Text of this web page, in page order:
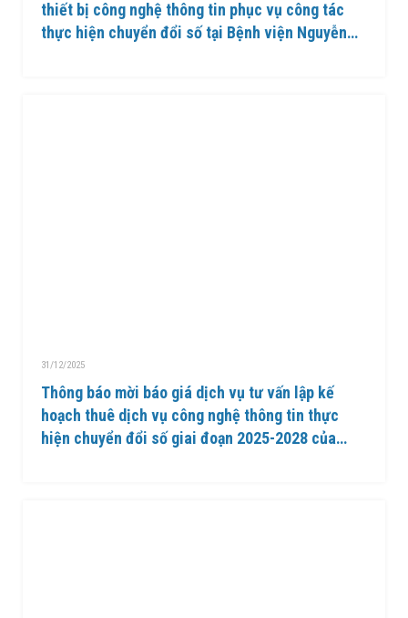
thiết bị công nghệ thông tin phục vụ công tác
thực hiện chuyển đổi số tại Bệnh viện Nguyễn
31/12/2025
Thông báo mời báo giá dịch vụ tư vấn lập kế
hoạch thuê dịch vụ công nghệ thông tin thực
hiện chuyển đổi số giai đoạn 2025-2028 của